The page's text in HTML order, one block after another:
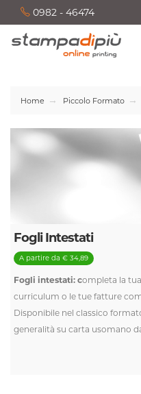
0982 - 46474
Home Piccolo Formato
Fogli Intestati
A partire da € 34,89
Fogli intestati: completa la tua
curriculum o le tue fatture
Disponibile nel classico
generalità su carta usomano